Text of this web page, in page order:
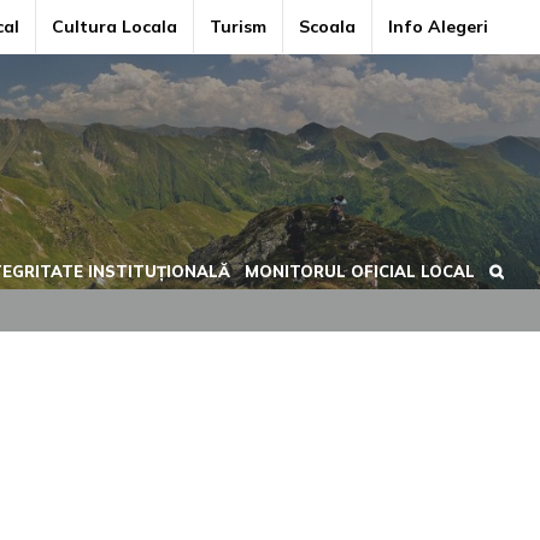
Cultura Locala Turism Scoala Info Alegeri
INSTITUȚIONALĂ MONITORUL OFICIAL LOCAL